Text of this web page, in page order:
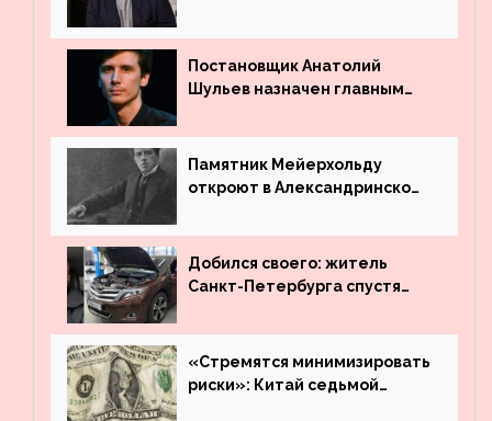
Постановщик Анатолий
Шульев назначен главным
Вахтангова
Памятник Мейерхольду
откроют в Александринском
Добился своего: житель
Санкт-Петербурга спустя
угнанную в Казахстан
машину
«Стремятся минимизировать
риски»: Китай седьмой